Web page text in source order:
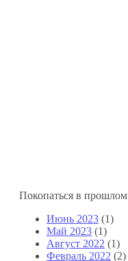
Покопаться в прошлом
Июнь 2023 (1)
Май 2023 (1)
Август 2022 (1)
Февраль 2022 (2)